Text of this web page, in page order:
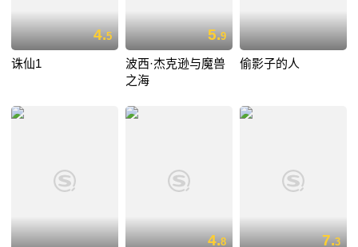
4.5
诛仙1
5.9
波西·杰克逊与魔兽
之海
偷影子的人
4.8 7.3